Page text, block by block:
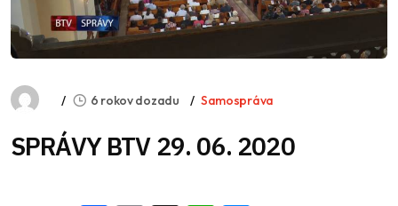
6 rokov dozadu Samospráva
SPRÁVY BTV 29. 06. 2020